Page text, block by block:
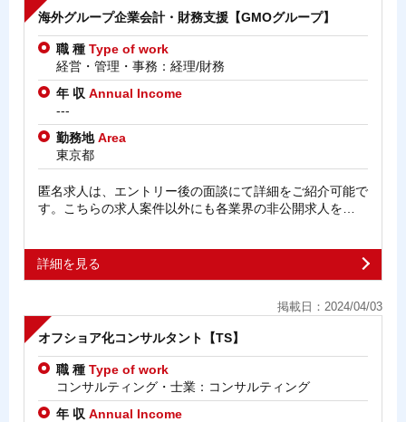
海外グループ企業会計・財務支援【GMOグループ】
職 種 Type of work
経営・管理・事務：経理/財務
年 収 Annual Income
---
勤務地Area
東京都
匿名求人は、エントリー後の面談にて詳細をご紹介可能で
す。こちらの求人案件以外にも各業界の非公開求人を…
詳細を見る
掲載日：2024/04/03
オフショア化コンサルタント【TS】
職 種 Type of work
コンサルティング・士業：コンサルティング
年 収 Annual Income